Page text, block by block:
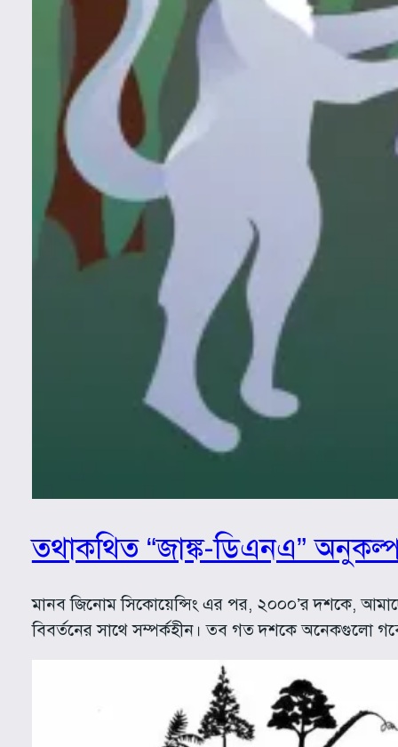
তথাকথিত “জাঙ্ক-ডিএনএ”
মানব জিনোম সিকোয়েন্সিং এর পর, ২০০০’র দশকে,
বিবর্তনের সাথে সম্পর্কহীন। তব গত দশকে অনেকগুলো